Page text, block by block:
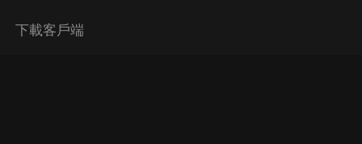
下載客戶端